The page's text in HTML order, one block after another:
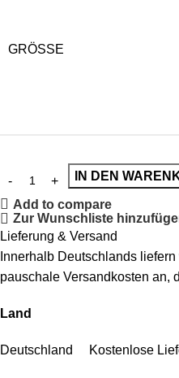
GRÖSSE
IN DEN
Add to compare
Zur Wunschliste
Lieferung & Versand
Innerhalb Deutschlands
pauschale Versandkosten an,
Land
Deutschland Kostenlose